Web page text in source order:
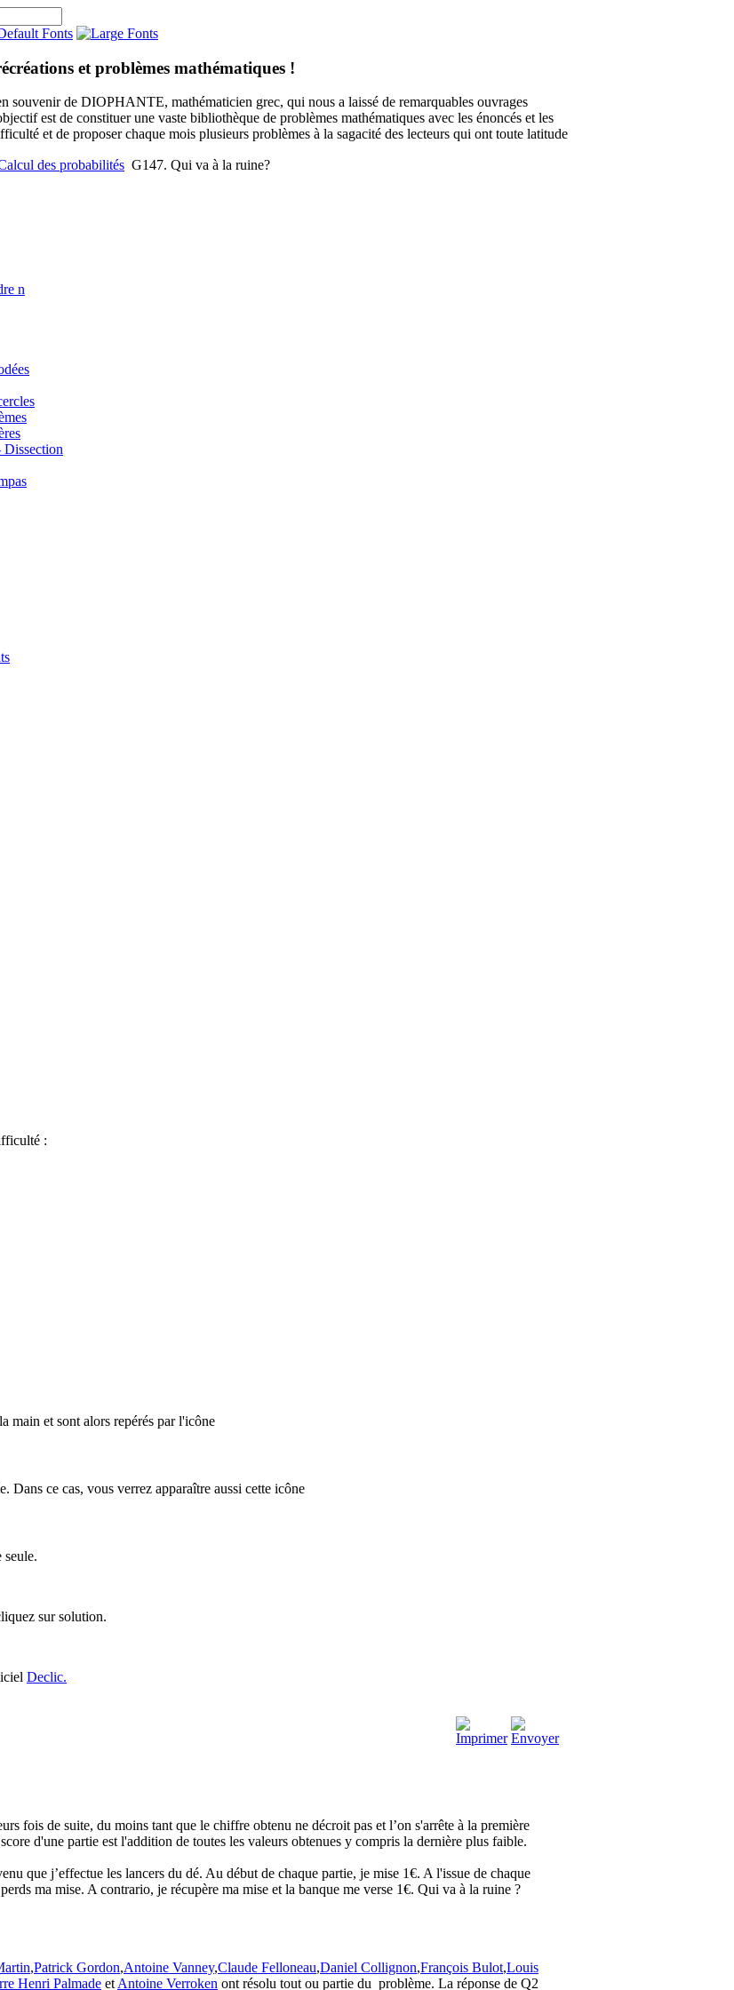
et problèmes mathématiques !
souvenir de DIOPHANTE, mathématicien grec, qui nous a laissé de remarquables ouvrages
est de constituer une vaste bibliothèque de problèmes mathématiques avec les énoncés et les
et de proposer chaque mois plusieurs problèmes à la sagacité des lecteurs qui ont toute latitude
des probabilités G147. Qui va à la ruine?
n
Dissection
:
main et sont alors repérés par l'icône
ce cas, vous verrez apparaître aussi cette icône
seule.
sur solution.
Declic.
fois de suite, du moins tant que le chiffre obtenu ne décroit pas et l’on s'arrête à la première
d'une partie est l'addition de toutes les valeurs obtenues y compris la dernière plus faible.
que j’effectue les lancers du dé. Au début de chaque partie, je mise 1€. A l'issue de chaque
ma mise. A contrario, je récupère ma mise et la banque me verse 1€. Qui va à la ruine ?
,Patrick Gordon,Antoine Vanney,Claude Felloneau,Daniel Collignon,François Bulot,Louis
Henri Palmade et Antoine Verroken ont résolu tout ou partie du problème. La réponse de Q2